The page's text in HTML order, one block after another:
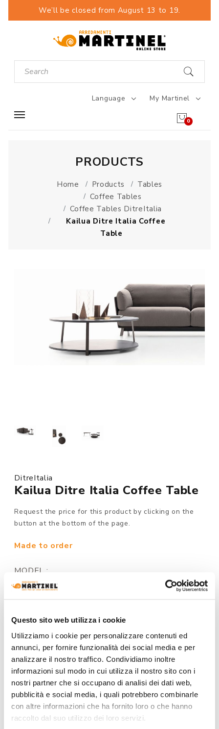
Questo sito web utilizza i cookie
Utilizziamo i cookie per personalizzare contenuti ed
annunci, per fornire funzionalità dei social media e per
analizzare il nostro traffico. Condividiamo inoltre
informazioni sul modo in cui utilizza il nostro sito con i
nostri partner che si occupano di analisi dei dati web,
pubblicità e social media, i quali potrebbero combinarle
con altre informazioni che ha fornito loro o che hanno
raccolto dal suo utilizzo dei loro servizi.
We’ll be closed from August 13 to 19.
Language My Martinel
0
PRODUCTS
Home Products
Tables
Coffee Tables
Coffee Tables DitreItalia
Kailua Ditre Italia Coffee
Table
DitreItalia
Kailua Ditre Italia Coffee Table
Request the price for this product by clicking on the
button at the bottom of the page.
Made to order
MODEL :
STRUCTURE FINISHING:
TOP FINISH: